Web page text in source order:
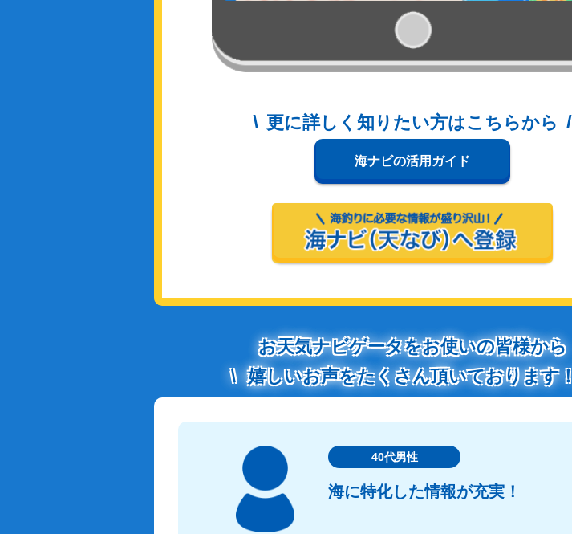
更に詳しく知りたい方はこちらから
海ナビの活用ガイド
お天気ナビゲータをお使いの皆様から
嬉しいお声をたくさん頂いております！
40代男性
海に特化した情報が充実！